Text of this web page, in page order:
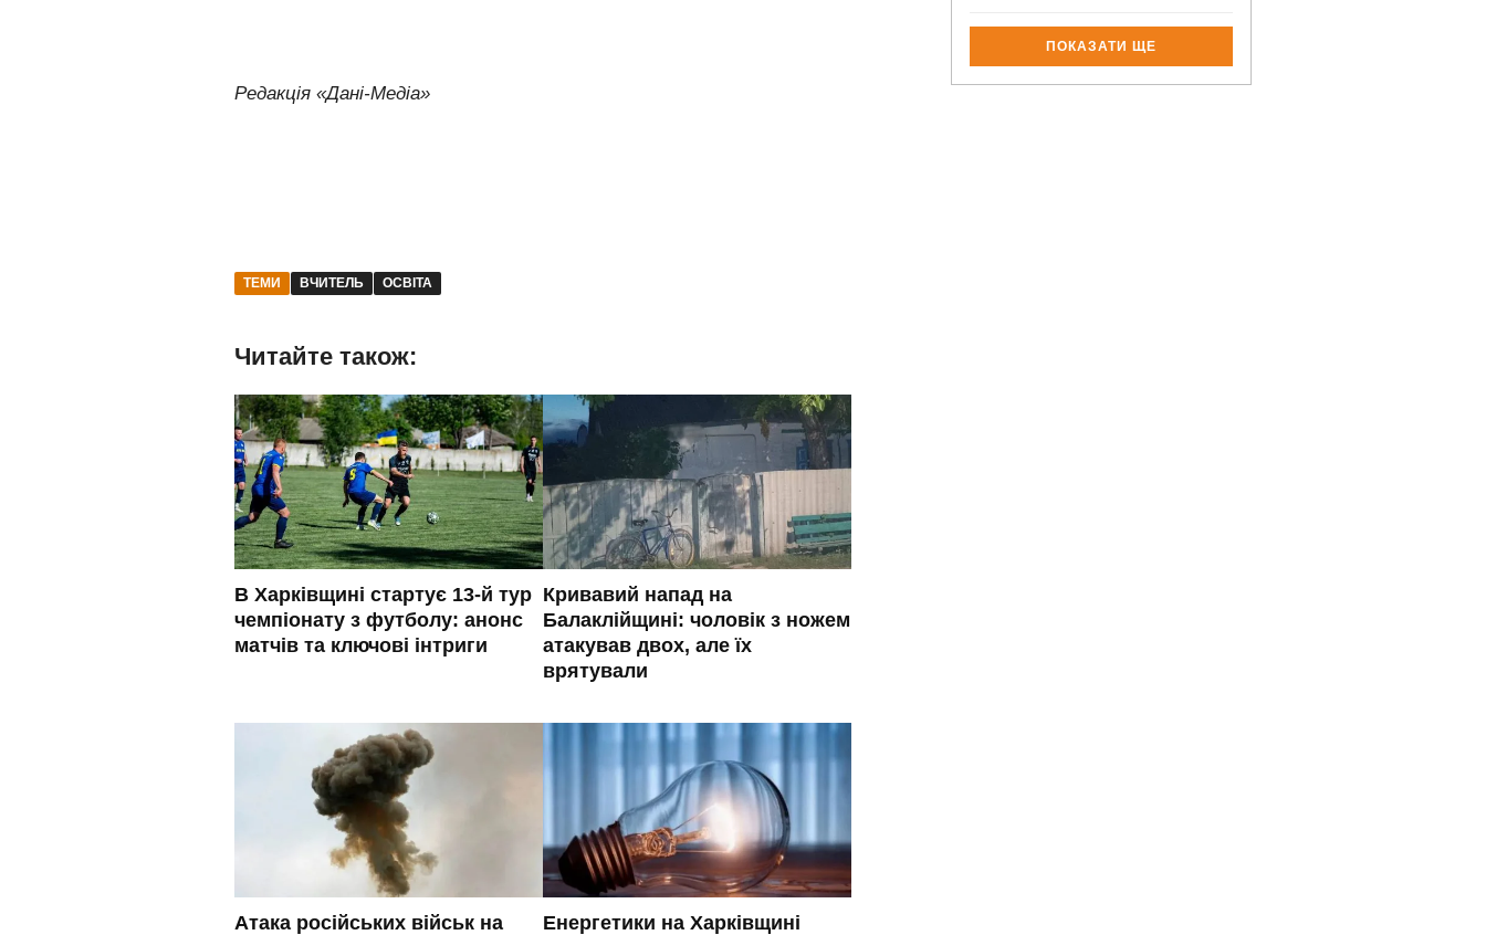
Редакція «Дані-Медіа»
ТЕМИ ВЧИТЕЛЬ ОСВІТА
Читайте також:
В Харківщині стартує 13-й тур
чемпіонату з футболу: анонс
матчів та ключові інтриги
Кривавий напад на
Балаклійщині: чоловік з ножем
атакував двох, але їх
врятували
Атака російських військ на
Енергетики на Харківщині
ПОКАЗАТИ ЩЕ